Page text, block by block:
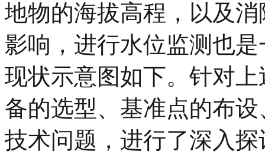
地物的海拔高程，以及
影响，进行水位监测也
现状示意图如下。针对
备的选型、基准点的布
技术问题，进行了深入